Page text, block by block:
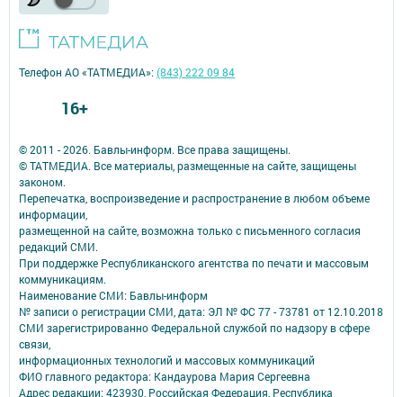
© 2011 - 2026. Бавлы-информ. Все права защищены.
© ТАТМЕДИА. Все материалы, размещенные на сайте, защищены
законом.
Перепечатка, воспроизведение и распространение в любом объеме
информации,
размещенной на сайте, возможна только с письменного согласия
редакций СМИ.
При поддержке Республиканского агентства по печати и массовым
коммуникациям.
Наименование СМИ: Бавлы-информ
№ записи о регистрации СМИ, дата: ЭЛ № ФС 77 - 73781 от 12.10.2018
СМИ зарегистрированно Федеральной службой по надзору в сфере
связи,
информационных технологий и массовых коммуникаций
ФИО главного редактора: Кандаурова Мария Сергеевна
Адрес редакции: 423930, Российская Федерация, Республика
Телефон АО «ТАТМЕДИА»:(843) 222 09 84
16+